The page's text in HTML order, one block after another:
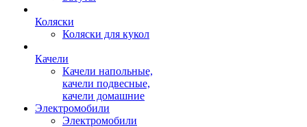
Коляски
Коляски для кукол
Качели
Качели напольные,
качели подвесные,
качели домашние
Электромобили
Электромобили